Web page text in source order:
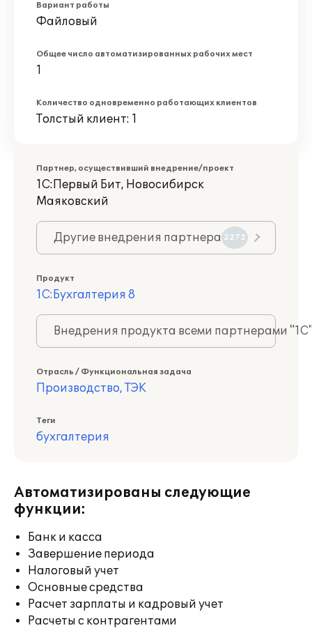
Вариант работы
Файловый
Общее число автоматизированных рабочих мест
1
Количество одновременно работающих клиентов
Толстый клиент: 1
Партнер, осуществивший внедрение/проект
1С:Первый Бит, Новосибирск
Маяковский
Другие внедрения партнера 2272
Продукт
1С:Бухгалтерия 8
Внедрения продукта всеми партнерами
Отрасль / Функциональная задача
Производство, ТЭК
Теги
бухгалтерия
Автоматизированы следующие
функции:
Банк и касса
Завершение периода
Налоговый учет
Основные средства
Расчет зарплаты и кадровый учет
Расчеты с контрагентами